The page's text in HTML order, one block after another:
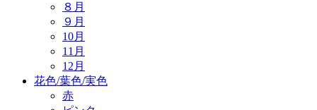
８月
９月
10月
11月
12月
花色/葉色/実色
赤